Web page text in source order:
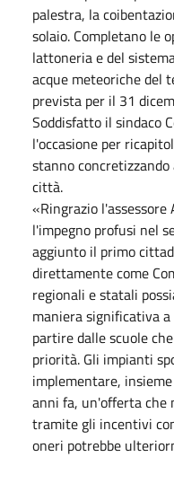
palestra, la
solaio. Completano le
lattoneria e del
acque meteoriche del
prevista per il 31
Soddisfatto il sindaco
l'occasione per
stanno
città.
«Ringrazio
l'impegno profusi nel
aggiunto il primo
direttamente come
regionali e statali
maniera significativa
partire dalle scuole
priorità. Gli impianti
implementare,
anni fa, un'offerta che
tramite gli incentivi
oneri potrebbe